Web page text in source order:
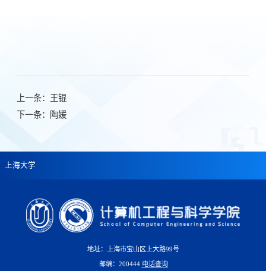
上一条：
王锟
下一条：
陶媛
上海大学
地址：上海市宝山区上大路99号
邮编：200444 电话查询